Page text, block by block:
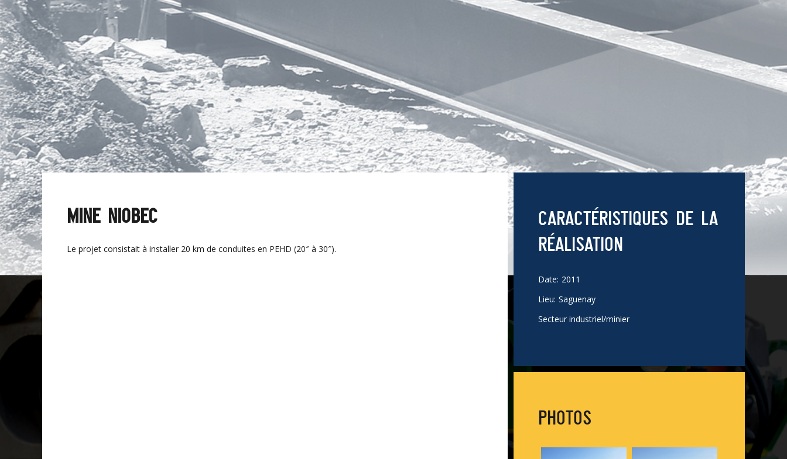
MINE NIOBEC
Le projet consistait à installer 20 km de conduites en PEHD (20″ à 30″).
CARACTÉRISTIQUES DE LA
RÉALISATION
Date 2011
Lieu Saguenay
Secteur industriel/minier
PHOTOS